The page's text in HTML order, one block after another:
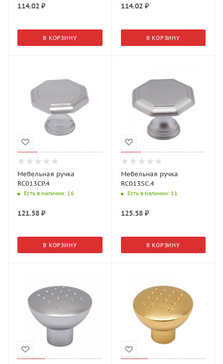
114.02 ₽
В КОРЗИНУ
114.02₽
В КОРЗИНУ
Мебельная ручка
RC013CP.4
Есть в наличии: 16
121.58 ₽
В КОРЗИНУ
Мебельная ручка
RC013SC.4
Есть в наличии: 11
125.58₽
В КОРЗИНУ